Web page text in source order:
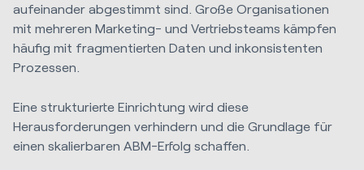
aufeinander abgestimmt sind. Große Organisationen
mit mehreren Marketing- und Vertriebsteams kämpfen
häufig mit fragmentierten Daten und inkonsistenten
Prozessen.
Eine strukturierte Einrichtung wird diese
Herausforderungen verhindern und die Grundlage für
einen skalierbaren ABM-Erfolg schaffen.